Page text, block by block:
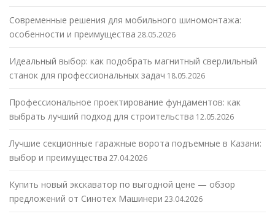
Современные решения для мобильного шиномонтажа:
особенности и преимущества 28.05.2026
Идеальный выбор: как подобрать магнитный сверлильный
станок для профессиональных задач 18.05.2026
Профессиональное проектирование фундаментов: как
выбрать лучший подход для строительства 12.05.2026
Лучшие секционные гаражные ворота подъемные в Казани:
выбор и преимущества 27.04.2026
Купить новый экскаватор по выгодной цене — обзор
предложений от Синотех Машинери 23.04.2026